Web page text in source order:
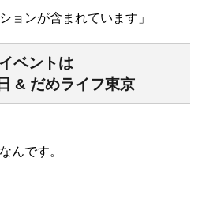
ョンが含まれています」
ベントは
& だめライフ東京
なんです。